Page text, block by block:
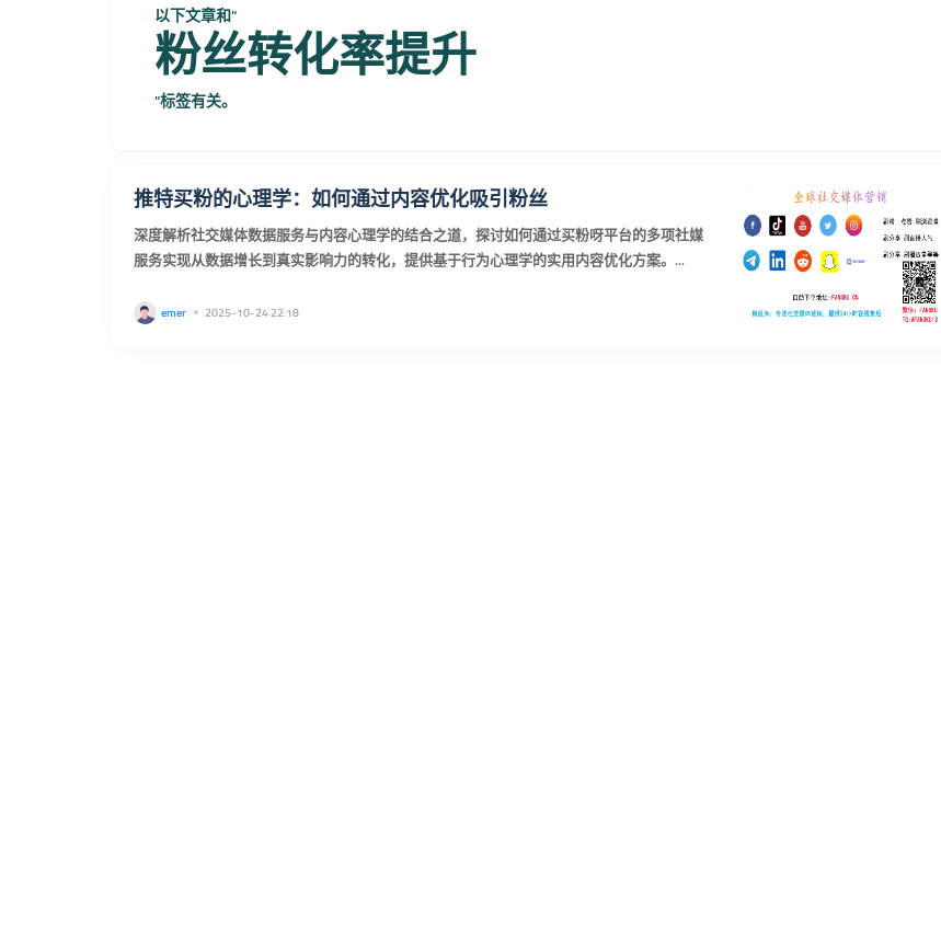
以下文章和"
粉丝转化率提升
"标签有关。
推特买粉的心理学：如何通过内容优化吸引粉丝
深度解析社交媒体数据服务与内容心理学的结合之道，探讨如何通过买粉呀平台的多项社媒
服务实现从数据增长到真实影响力的转化，提供基于行为心理学的实用内容优化方案。...
emer 2025-10-24 22:18